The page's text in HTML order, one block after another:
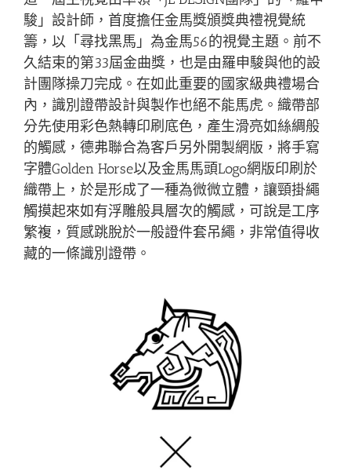
駿」設計師，首度擔任金馬獎頒獎典禮視覺統
籌，以「尋找黑馬」為金馬56的視覺主題。前不
久結束的第33屆金曲獎，也是由羅申駿與他的設
計團隊操刀完成。在如此重要的國家級典禮場合
內，識別證帶設計與製作也絕不能馬虎。織帶部
分先使用彩色熱轉印刷底色，產生滑亮如絲綢般
的觸感，德弗聯合為客戶另外開製網版，將手寫
字體Golden Horse以及金馬馬頭Logo網版印刷於
織帶上，於是形成了一種為微微立體，讓頸掛繩
觸摸起來如有浮雕般具層次的觸感，可說是工序
繁複，質感跳脫於一般證件套吊繩，非常值得收
藏的一條識別證帶。